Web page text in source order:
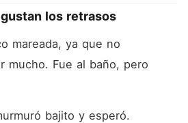
secreto que cambiará la vida
1.2: ¡Apollo, el hermano de
conflicto después de ser
solo con su hijo de 6 años,
los retrasos
mareada, ya que no
mucho. Fue al baño, pero
bajito y esperó.